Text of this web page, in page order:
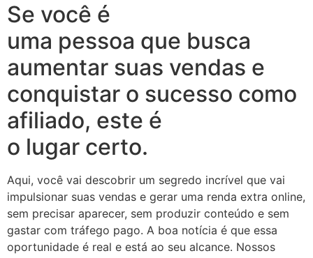
Se você é
uma pessoa que busca
aumentar suas vendas e
conquistar o sucesso como
afiliado, este é
o lugar certo.
Aqui, você vai descobrir um segredo incrível que vai
impulsionar suas vendas e gerar uma renda extra online,
sem precisar aparecer, sem produzir conteúdo e sem
gastar com tráfego pago. A boa notícia é que essa
oportunidade é real e está ao seu alcance. Nossos